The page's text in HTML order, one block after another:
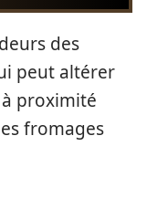
des
peut altérer
proximité
fromages